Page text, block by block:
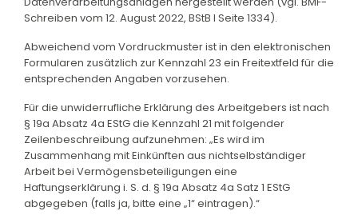
Schreiben vom 12. August 2022, BStB I Seite 1334).
Abweichend vom Vordruckmuster ist in den elektronischen
Formularen zusätzlich zur Kennzahl 23 ein Freitextfeld für die
entsprechenden Angaben vorzusehen.
Für die unwiderrufliche Erklärung des Arbeitgebers ist nach
§ 19a Absatz 4a EStG die Kennzahl 21 mit folgender
Zeilenbeschreibung aufzunehmen: „Es wird im
Zusammenhang mit Einkünften aus nichtselbständiger
Arbeit bei Vermögensbeteiligungen eine
Haftungserklärung i. S. d. § 19a Absatz 4a Satz 1 EStG
abgegeben (falls ja, bitte eine „1“ eintragen).“